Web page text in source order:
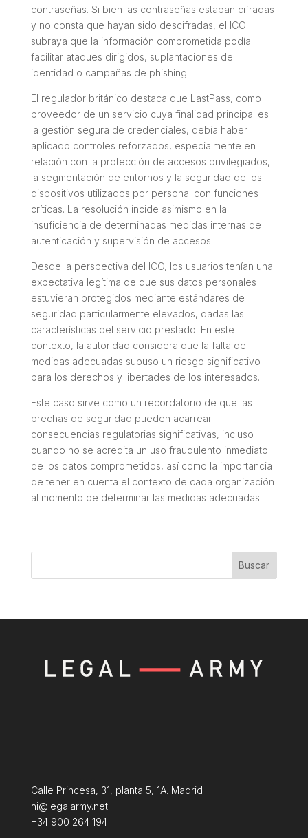
contraseñas. Si bien las contraseñas estaban cifradas
y no consta que hayan sido descifradas, el ICO
subraya que la información comprometida podía
facilitar ataques dirigidos, suplantaciones de
identidad o campañas de phishing.
El regulador británico destaca que LastPass, como
proveedor de un servicio cuya finalidad principal es
la gestión segura de credenciales, debía haber
aplicado controles reforzados, especialmente en
relación con la protección de accesos privilegiados,
la segmentación de entornos y la seguridad de los
dispositivos utilizados por personal con funciones
críticas. La resolución incide asimismo en la
insuficiencia de determinadas medidas internas de
autenticación y supervisión de accesos.
Desde la perspectiva del ICO, los usuarios tenían una
expectativa legítima de que sus datos personales
estuvieran protegidos mediante estándares de
seguridad particularmente elevados, dadas las
características del servicio prestado. En este
contexto, la autoridad considera que la falta de
medidas adecuadas supuso un riesgo significativo
para los derechos y libertades de los interesados.
Este caso sirve como un recordatorio de que las
brechas de seguridad pueden acarrear
consecuencias regulatorias significativas, incluso
cuando no se acredita un uso fraudulento inmediato
de los datos comprometidos, así como la importancia
de tener en cuenta el contexto de cada organización
al momento de determinar las medidas adecuadas.
Buscar
Calle Princesa, 31, planta 5, 1A. Madrid
hi@legalarmy.net
+34 900 264 194